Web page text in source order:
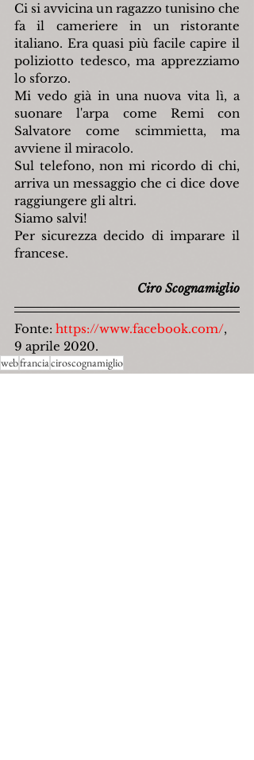
Ci si avvicina un ragazzo tunisino che
fa il cameriere in un ristorante
italiano. Era quasi più facile capire il
poliziotto tedesco, ma apprezziamo
lo sforzo.
Mi vedo già in una nuova vita lì, a
suonare l'arpa come Remi con
Salvatore come scimmietta, ma
avviene il miracolo.
Sul telefono, non mi ricordo di chi,
arriva un messaggio che ci dice dove
raggiungere gli altri.
Siamo salvi!
Per sicurezza decido di imparare il
francese.
Ciro Scognamiglio
Fonte: https://www.facebook.com/,
9 aprile 2020.
webfranciaciroscognamiglio